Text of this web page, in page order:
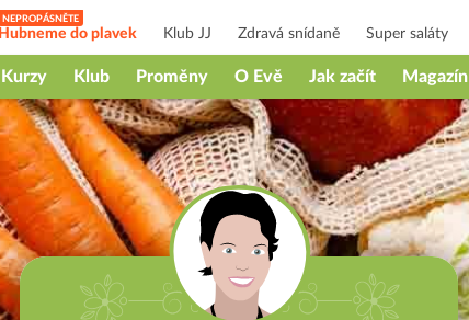
Hubneme do plavek Klub JJ Zdravá snídaně Super saláty
Kurzy Klub Proměny O Evě Jak začít Magazín